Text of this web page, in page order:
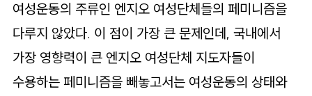
여성운동의 주류인 엔지오 여성단체들의 페미니즘을
다루지 않았다. 이 점이 가장 큰 문제인데, 국내에서
가장 영향력이 큰 엔지오 여성단체 지도자들이
수용하는 페미니즘을 빼놓고서는 여성운동의 상태와